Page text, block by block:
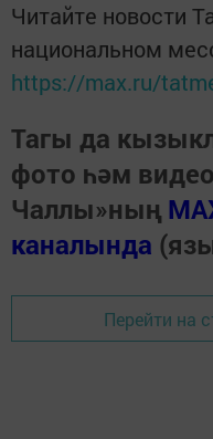
Читайте новости
национальном
https://max.ru/
Тагы да
фото һәм
Чаллы»ның
каналында
Перейти на